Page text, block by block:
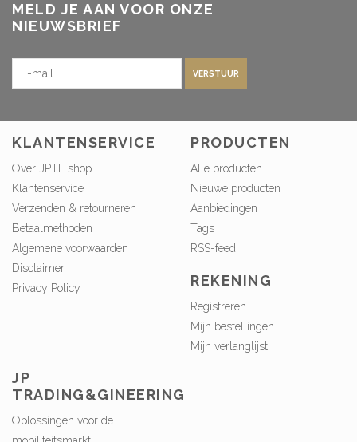
MELD JE AAN VOOR ONZE
NIEUWSBRIEF
VERSTUUR
KLANTENSERVICE
Over JPTE shop
Klantenservice
Verzenden & retourneren
Betaalmethoden
Algemene voorwaarden
Disclaimer
Privacy Policy
PRODUCTEN
Alle producten
Nieuwe producten
Aanbiedingen
Tags
RSS-feed
REKENING
Registreren
Mijn bestellingen
Mijn verlanglijst
JP
TRADING&GINEERING
Oplossingen voor de